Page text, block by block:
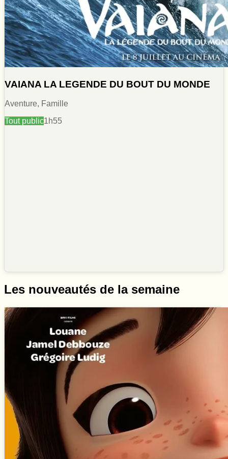
VAIANA LA LEGENDE DU BOUT DU MONDE
Aventure, Famille
Tout public1h55
Les nouveautés de la semaine